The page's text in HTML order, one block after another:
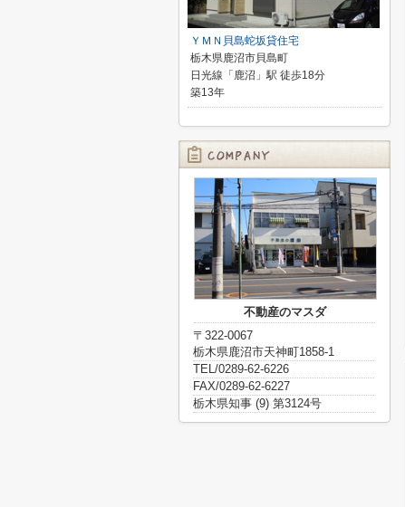
ＹＭＮ貝島蛇坂貸住宅
栃木県鹿沼市貝島町
日光線「鹿沼」駅 徒歩18分
築13年
不動産のマスダ
〒322-0067
栃木県鹿沼市天神町1858-1
TEL/0289-62-6226
FAX/0289-62-6227
栃木県知事 (9) 第3124号